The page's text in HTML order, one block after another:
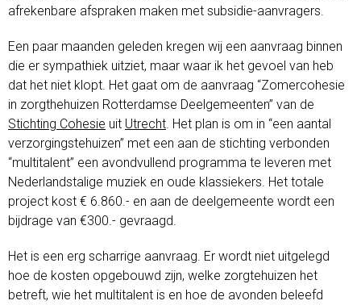
afrekenbare afspraken maken met subsidie-aanvragers.
Een paar maanden geleden kregen wij een aanvraag binnen
die er sympathiek uitziet, maar waar ik het gevoel van heb
dat het niet klopt. Het gaat om de aanvraag “Zomercohesie
in zorgthehuizen Rotterdamse Deelgemeenten” van de
Stichting Cohesie uit Utrecht . Het plan is om in “een aantal
verzorgingstehuizen” met een aan de stichting verbonden
“multitalent” een avondvullend programma te leveren met
Nederlandstalige muziek en oude klassiekers. Het totale
project kost € 6.860.- en aan de deelgemeente wordt een
bijdrage van €300.- gevraagd.
Het is een erg scharrige aanvraag. Er wordt niet uitgelegd
hoe de kosten opgebouwd zijn, welke zorgtehuizen het
betreft, wie het multitalent is en hoe de avonden beleefd